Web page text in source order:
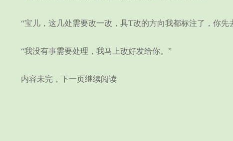
“宝儿，这几处需要改一改，具T改的方向我都标注了，你先
“我没有事需要处理，我马上改好发给你。”
内容未完，下一页继续阅读